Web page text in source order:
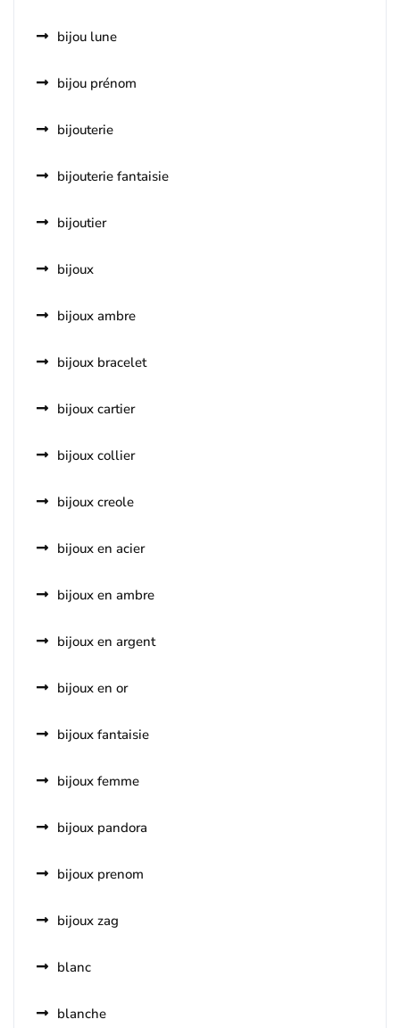
bijou lune
bijou prénom
bijouterie
bijouterie fantaisie
bijoutier
bijoux
bijoux ambre
bijoux bracelet
bijoux cartier
bijoux collier
bijoux creole
bijoux en acier
bijoux en ambre
bijoux en argent
bijoux en or
bijoux fantaisie
bijoux femme
bijoux pandora
bijoux prenom
bijoux zag
blanc
blanche